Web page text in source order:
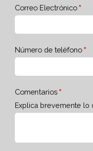
Correo Electrónico
Número de teléfono
Comentarios
Explica brevemente lo